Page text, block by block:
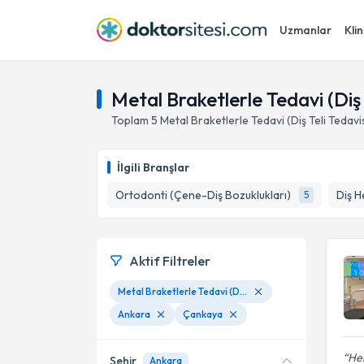
Uzmanlar
Metal Braketlerle Tedavi
Toplam 5 Metal Braketlerle Tedavi (Diş Teli
İlgili Branşlar
Ortodonti (Çene-Diş Bozuklukları)
5 Diş
Aktif Filtreler
Metal Braketlerle Tedavi (Diş Teli Tedavisi)
Ankara
Çankaya
Şehir Ankara